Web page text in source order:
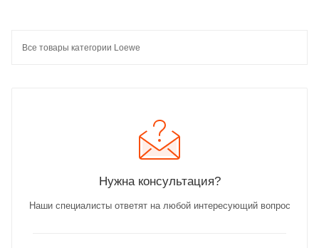
Все товары категории Loewe
Нужна консультация?
Наши специалисты ответят на любой интересующий вопрос